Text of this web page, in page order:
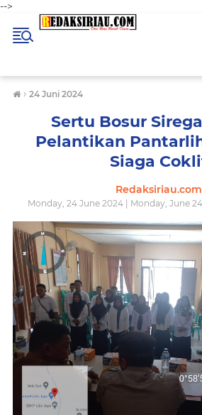
-->
› 24 Juni 2024
Sertu Bosur
Pelantikan
Siaga
Redaksiriau.com
Monday, 24 June 2024 | Monday, June